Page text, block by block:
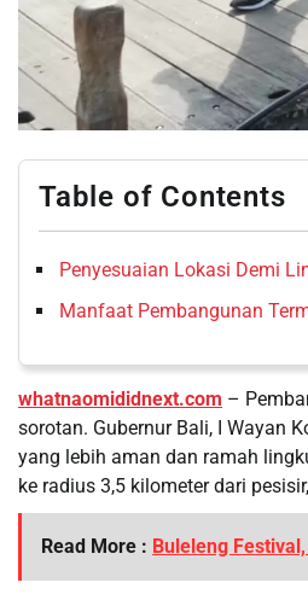
Table of Contents
Penyesuaian Lokasi Demi
Manfaat Pembangunan
whatnaomididnext.com –
sorotan. Gubernur Bali, I Wayan
yang lebih aman dan ramah
ke radius 3,5 kilometer dari
Read More : Buleleng